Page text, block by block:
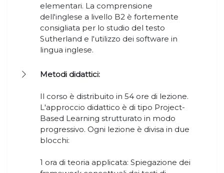
elementari. La comprensione
dell'inglese a livello B2 è fortemente
consigliata per lo studio del testo
Sutherland e l'utilizzo dei software in
lingua inglese.
Metodi didattici:
Il corso è distribuito in 54 ore di lezione.
L'approccio didattico è di tipo Project-
Based Learning strutturato in modo
progressivo. Ogni lezione è divisa in due
blocchi:
1 ora di teoria applicata: Spiegazione dei